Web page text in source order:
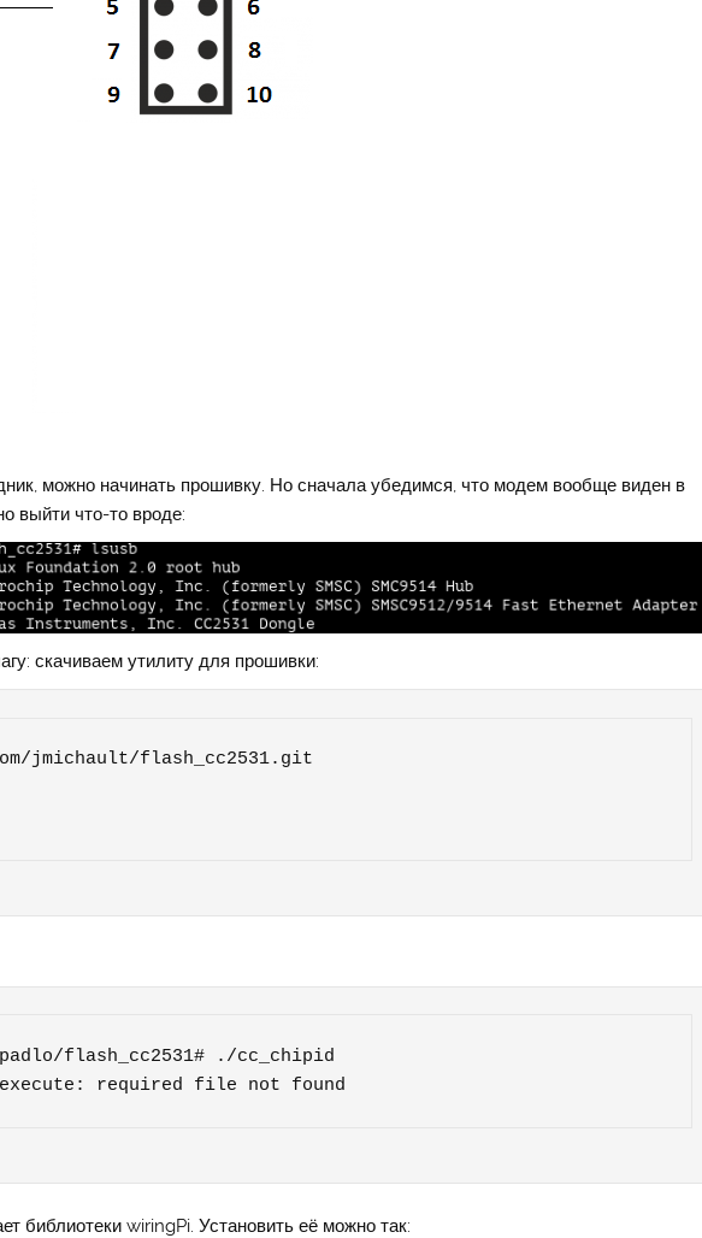
можно начинать прошивку. Но сначала убедимся, что модем вообще виден в
выйти что-то вроде:
скачиваем утилиту для прошивки:
jmichault/flash_cc2531.git
flash_cc2531# ./cc_chipid
required file not found
библиотеки wiringPi. Установить её можно так: